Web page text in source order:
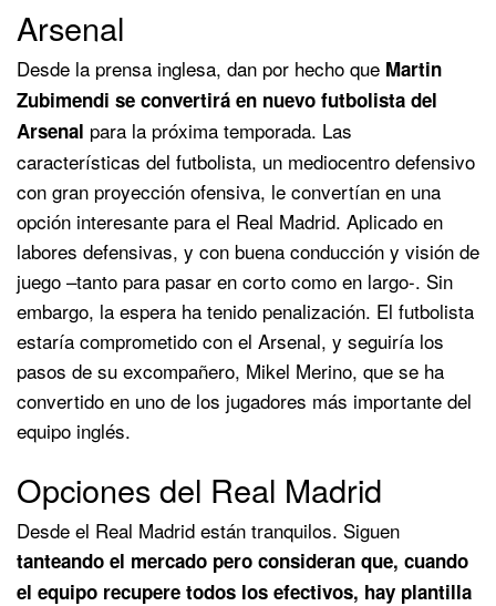
Arsenal
Desde la prensa inglesa, dan por hecho que Martin
Zubimendi se convertirá en nuevo futbolista del
Arsenal para la próxima temporada. Las
características del futbolista, un mediocentro defensivo
con gran proyección ofensiva, le convertían en una
opción interesante para el Real Madrid. Aplicado en
labores defensivas, y con buena conducción y visión de
juego –tanto para pasar en corto como en largo-. Sin
embargo, la espera ha tenido penalización. El futbolista
estaría comprometido con el Arsenal, y seguiría los
pasos de su excompañero, Mikel Merino, que se ha
convertido en uno de los jugadores más importante del
equipo inglés.
Opciones del Real Madrid
Desde el Real Madrid están tranquilos. Siguen
tanteando el mercado pero consideran que, cuando
el equipo recupere todos los efectivos, hay plantilla